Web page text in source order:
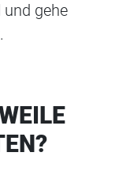
und gehe